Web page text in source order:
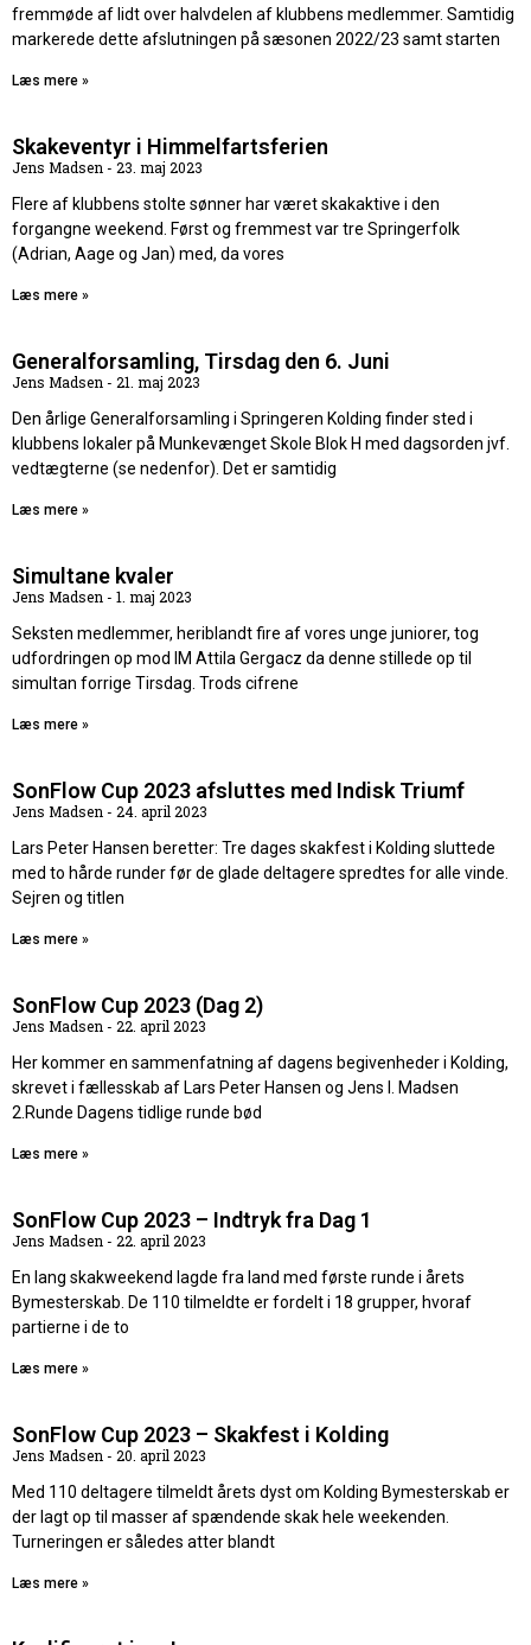
fremmøde af lidt over halvdelen af klubbens medlemmer. Samtidig
markerede dette afslutningen på sæsonen 2022/23 samt starten
Læs mere »
Skakeventyr i Himmelfartsferien
Jens Madsen
23. maj 2023
Flere af klubbens stolte sønner har været skakaktive i den
forgangne weekend. Først og fremmest var tre Springerfolk
(Adrian, Aage og Jan) med, da vores
Læs mere »
Generalforsamling, Tirsdag den 6. Juni
Jens Madsen
21. maj 2023
Den årlige Generalforsamling i Springeren Kolding finder sted i
klubbens lokaler på Munkevænget Skole Blok H med dagsorden jvf.
vedtægterne (se nedenfor). Det er samtidig
Læs mere »
Simultane kvaler
Jens Madsen
1. maj 2023
Seksten medlemmer, heriblandt fire af vores unge juniorer, tog
udfordringen op mod IM Attila Gergacz da denne stillede op til
simultan forrige Tirsdag. Trods cifrene
Læs mere »
SonFlow Cup 2023 afsluttes med Indisk Triumf
Jens Madsen
24. april 2023
Lars Peter Hansen beretter: Tre dages skakfest i Kolding sluttede
med to hårde runder før de glade deltagere spredtes for alle vinde.
Sejren og titlen
Læs mere »
SonFlow Cup 2023 (Dag 2)
Jens Madsen
22. april 2023
Her kommer en sammenfatning af dagens begivenheder i Kolding,
skrevet i fællesskab af Lars Peter Hansen og Jens I. Madsen
2.Runde Dagens tidlige runde bød
Læs mere »
SonFlow Cup 2023 – Indtryk fra Dag 1
Jens Madsen
22. april 2023
En lang skakweekend lagde fra land med første runde i årets
Bymesterskab. De 110 tilmeldte er fordelt i 18 grupper, hvoraf
partierne i de to
Læs mere »
SonFlow Cup 2023 – Skakfest i Kolding
Jens Madsen
20. april 2023
Med 110 deltagere tilmeldt årets dyst om Kolding Bymesterskab er
der lagt op til masser af spændende skak hele weekenden.
Turneringen er således atter blandt
Læs mere »